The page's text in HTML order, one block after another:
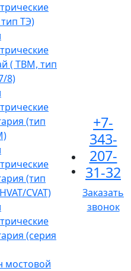
ТЭ)
( TBM, тип
8)
(тип
(тип
CVAT)
(серия
мостовой
+7-
343-
207-
31-32
Заказать
звонок